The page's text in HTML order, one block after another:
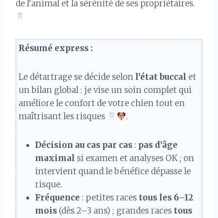
de l’animal et la sérénité de ses propriétaires.
Résumé express :
Le détartrage se décide selon l’état buccal et
un bilan global : je vise un soin complet qui
améliore le confort de votre chien tout en
maîtrisant les risques
.
Décision au cas par cas : pas d’âge
maximal si examen et analyses OK ; on
intervient quand le bénéfice dépasse le
risque.
Fréquence : petites races tous les 6–12
mois (dès 2–3 ans) ; grandes races tous